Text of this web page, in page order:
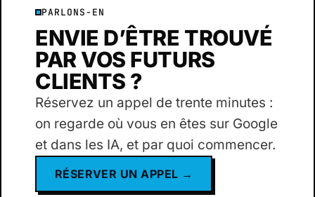
PARLONS-EN
ENVIE D’ÊTRE TROUVÉ
PAR VOS FUTURS
CLIENTS ?
Réservez un appel de trente minutes :
on regarde où vous en êtes sur Google
et dans les IA, et par quoi commencer.
RÉSERVER UN APPEL →